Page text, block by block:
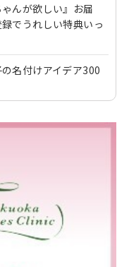
んが欲しい』お届
でうれしい特典いっ
名付けアイデア300